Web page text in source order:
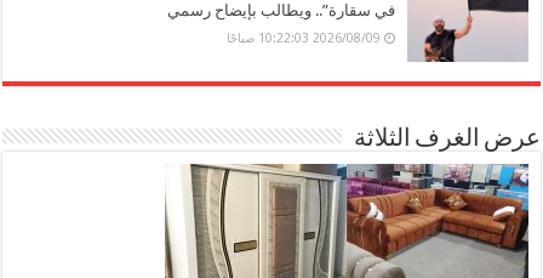
في سقارة”.. ويطالب بإيضاح رسمي
2026/08/09 10:22:03 صباحًا
عرض الغرف الثلاثة